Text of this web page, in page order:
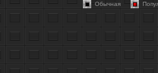
Обычная